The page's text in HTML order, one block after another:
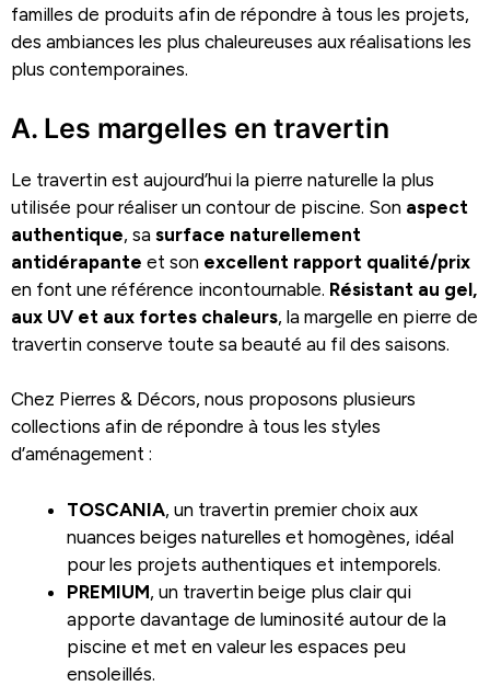
familles de produits afin de répondre à tous les projets,
des ambiances les plus chaleureuses aux réalisations les
plus contemporaines.
A. Les margelles en travertin
Le travertin est aujourd’hui la pierre naturelle la plus
utilisée pour réaliser un contour de piscine. Son aspect
authentique, sa surface naturellement
antidérapante et son excellent rapport qualité/prix
en font une référence incontournable. Résistant au gel,
aux UV et aux fortes chaleurs, la margelle en pierre de
travertin conserve toute sa beauté au fil des saisons.
Chez Pierres & Décors, nous proposons plusieurs
collections afin de répondre à tous les styles
d’aménagement :
TOSCANIA, un travertin premier choix aux
nuances beiges naturelles et homogènes, idéal
pour les projets authentiques et intemporels.
PREMIUM, un travertin beige plus clair qui
apporte davantage de luminosité autour de la
piscine et met en valeur les espaces peu
ensoleillés.